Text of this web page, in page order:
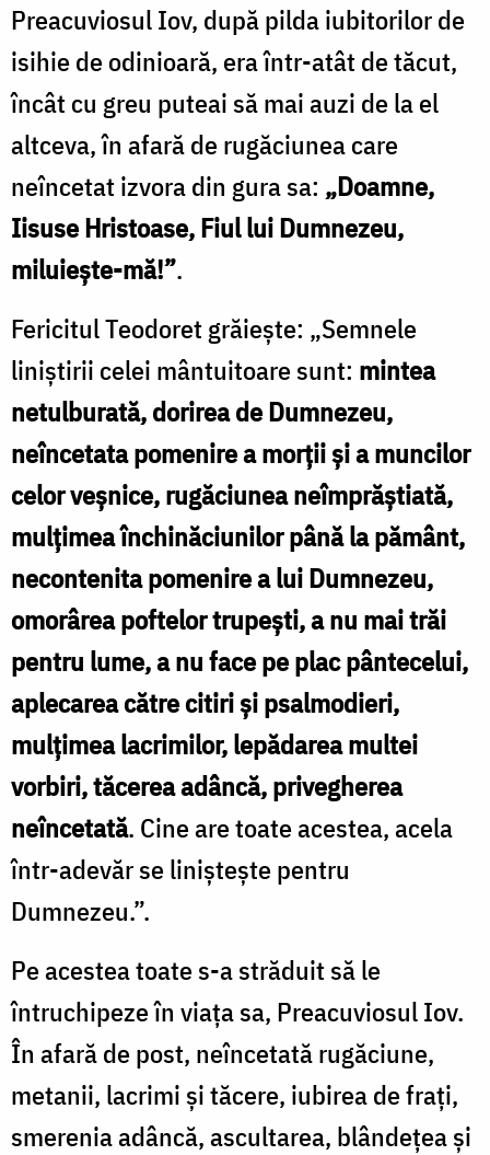
Preacuviosul Iov, după pilda iubitorilor de
isihie de odinioară, era într-atât de tăcut,
încât cu greu puteai să mai auzi de la el
altceva, în afară de rugăciunea care
neîncetat izvora din gura sa: „Doamne,
Iisuse Hristoase, Fiul lui Dumnezeu,
miluieşte-mă!”.
Fericitul Teodoret grăieşte: „Semnele
liniştirii celei mântuitoare sunt: mintea
netulburată, dorirea de Dumnezeu,
neîncetata pomenire a morţii şi a muncilor
celor veşnice, rugăciunea neîmprăştiată,
mulţimea închinăciunilor până la pământ,
necontenita pomenire a lui Dumnezeu,
omorârea poftelor trupeşti, a nu mai trăi
pentru lume, a nu face pe plac pântecelui,
aplecarea către citiri şi psalmodieri,
mulţimea lacrimilor, lepădarea multei
vorbiri, tăcerea adâncă, privegherea
neîncetată. Cine are toate acestea, acela
într-adevăr se linişteşte pentru
Dumnezeu.”.
Pe acestea toate s-a străduit să le
întruchipeze în viaţa sa, Preacuviosul Iov.
În afară de post, neîncetată rugăciune,
metanii, lacrimi şi tăcere, iubirea de fraţi,
smerenia adâncă, ascultarea, blândeţea şi